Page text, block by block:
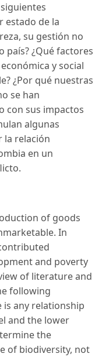
estado de la
su gestión no
país? ¿Qué factores
y social
¿Por qué nuestras
se han
con sus impactos
algunas
la relación
en un
of goods
In
and poverty
of literature and
following
is any relationship
and the lower
the
of biodiversity, not